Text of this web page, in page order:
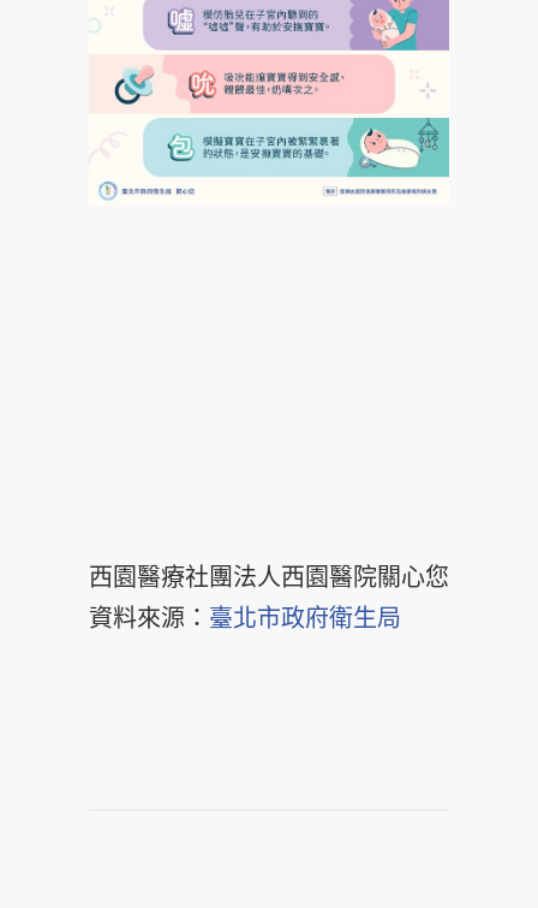
西園醫療社團法人西園醫院關心您
資料來源： 臺北市政府衛生局